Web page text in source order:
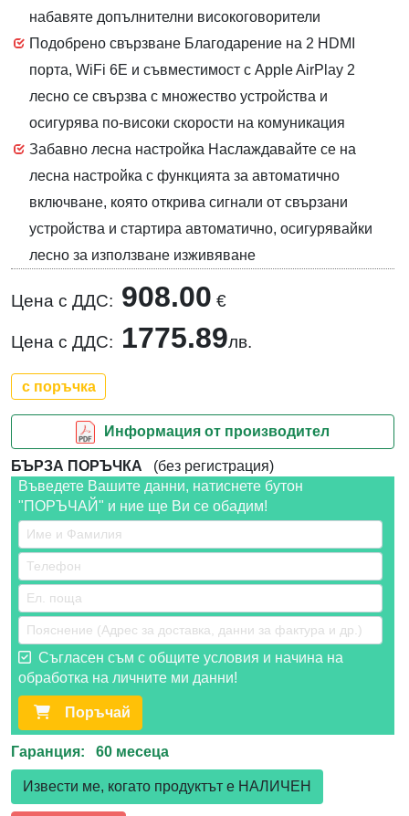
набавяте допълнителни високоговорители
Подобрено свързване Благодарение на 2 HDMI
порта, WiFi 6E и съвместимост с Apple AirPlay 2
лесно се свързва с множество устройства и
осигурява по-високи скорости на комуникация
Забавно лесна настройка Наслаждавайте се на
лесна настройка с функцията за автоматично
включване, която открива сигнали от свързани
устройства и стартира автоматично, осигурявайки
лесно за използване изживяване
Цена с ДДС: 908.00 €
Цена с ДДС: 1775.89лв.
с поръчка
Информация от производител
БЪРЗА ПОРЪЧКА (без регистрация)
Въведете Вашите данни, натиснете бутон
"ПОРЪЧАЙ" и ние ще Ви се обадим!
Съгласен съм с общите условия и начина на
обработка на личните ми данни!
Поръчай
Гаранция: 60 месеца
Извести ме, когато продуктът е НАЛИЧЕН